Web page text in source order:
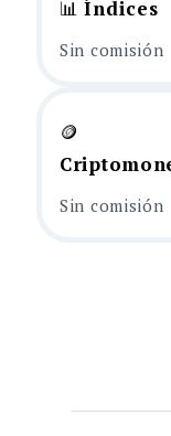
📊Índices
Sin comisión
🪙
Sin comisión